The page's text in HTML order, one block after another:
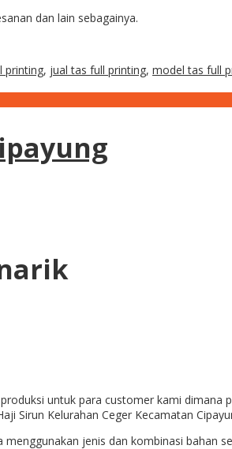
dan lain sebagainya.
printing, jual tas full printing, model tas full
untuk para customer kami dimana
Sirun Kelurahan Ceger Kecamatan
jenis dan kombinasi bahan